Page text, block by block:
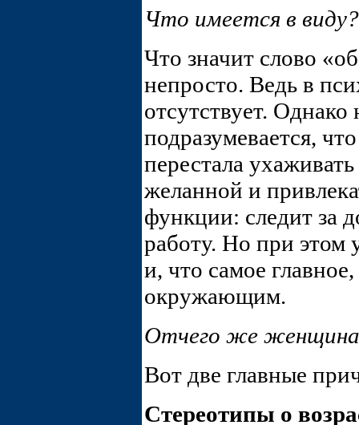
Что имеется в виду?
Что значит слово
непросто. Ведь в
отсутствует.
подразумевается,
перестала
желанной и
функции: следит за
работу. Но при этом
и, что самое
окружающим.
Отчего же
Вот две главные
Стереотипы о